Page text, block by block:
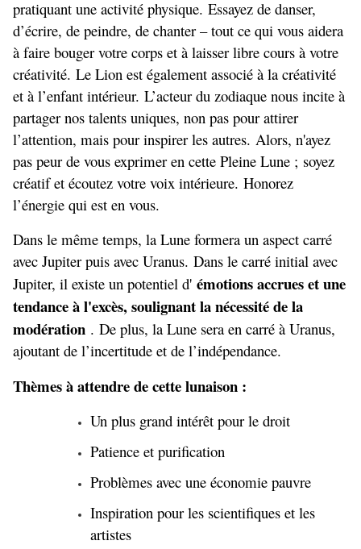
pratiquant une activité physique. Essayez de danser,
d’écrire, de peindre, de chanter – tout ce qui vous aidera
à faire bouger votre corps et à laisser libre cours à votre
créativité. Le Lion est également associé à la créativité
et à l’enfant intérieur. L’acteur du zodiaque nous incite à
partager nos talents uniques, non pas pour attirer
l’attention, mais pour inspirer les autres. Alors, n'ayez
pas peur de vous exprimer en cette Pleine Lune ; soyez
créatif et écoutez votre voix intérieure. Honorez
l’énergie qui est en vous.
Dans le même temps, la Lune formera un aspect carré
avec Jupiter puis avec Uranus. Dans le carré initial avec
Jupiter, il existe un potentiel d' émotions accrues et une
tendance à l'excès, soulignant la nécessité de la
modération . De plus, la Lune sera en carré à Uranus,
ajoutant de l’incertitude et de l’indépendance.
Thèmes à attendre de cette lunaison :
Un plus grand intérêt pour le droit
Patience et purification
Problèmes avec une économie pauvre
Inspiration pour les scientifiques et les
artistes